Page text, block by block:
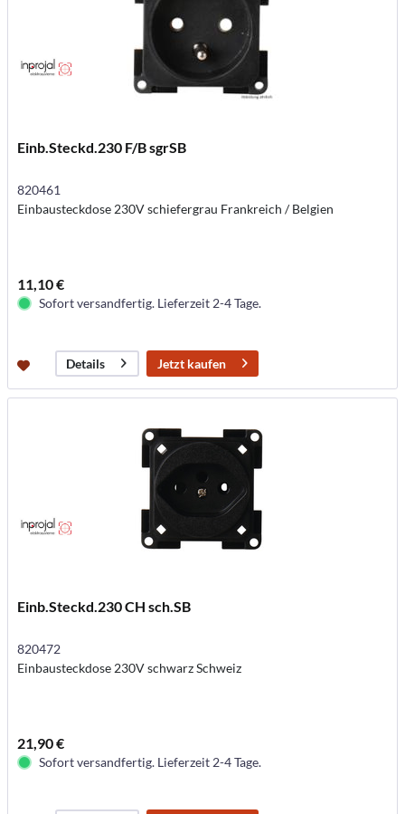
Einb.Steckd.230 F/B sgrSB
820461
Einbausteckdose 230V schiefergrau Frankreich / Belgien
11,10 €
Sofort versandfertig. Lieferzeit 2-4 Tage.
Details Jetzt kaufen
Einb.Steckd.230 CH sch.SB
820472
Einbausteckdose 230V schwarz Schweiz
21,90 €
Sofort versandfertig. Lieferzeit 2-4 Tage.